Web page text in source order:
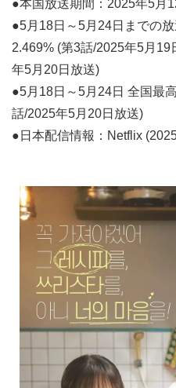
●本国放送期間：2025年5月
●5月18日～5月24日までの
2.469% (第3話/2025年5月
年5月20日放送)
●5月18日～5月24日 全国最
話/2025年5月20日放送)
●日本配信情報：Netflix